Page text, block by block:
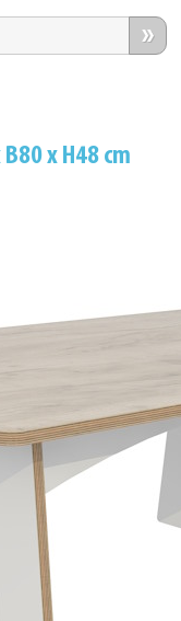
»
x H48 cm